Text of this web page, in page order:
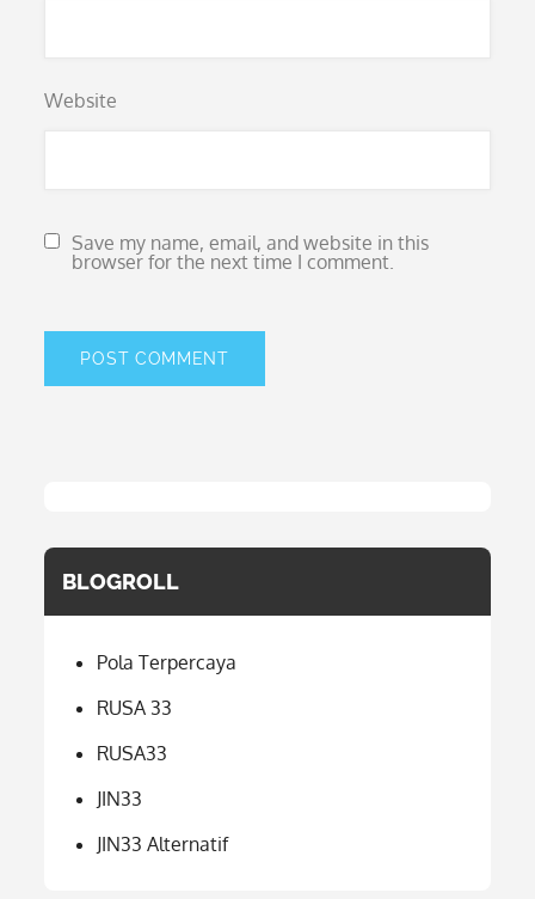
Website
Save my name, email, and website in this
browser for the next time I comment.
BLOGROLL
Pola Terpercaya
RUSA 33
RUSA33
JIN33
JIN33 Alternatif